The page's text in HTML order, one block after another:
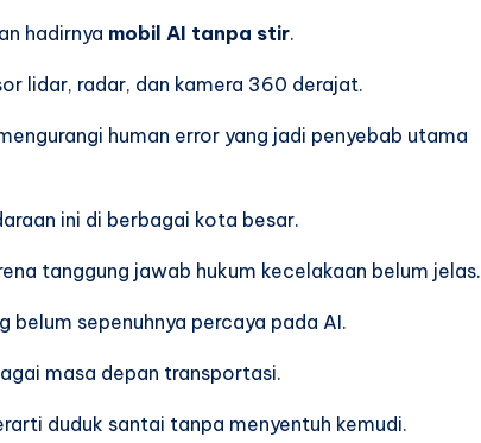
hadirnya mobil AI tanpa stir.
lidar, radar, dan kamera 360 derajat.
human error yang jadi penyebab utama
ini di berbagai kota besar.
tanggung jawab hukum kecelakaan belum jelas.
belum sepenuhnya percaya pada AI.
masa depan transportasi.
duduk santai tanpa menyentuh kemudi.